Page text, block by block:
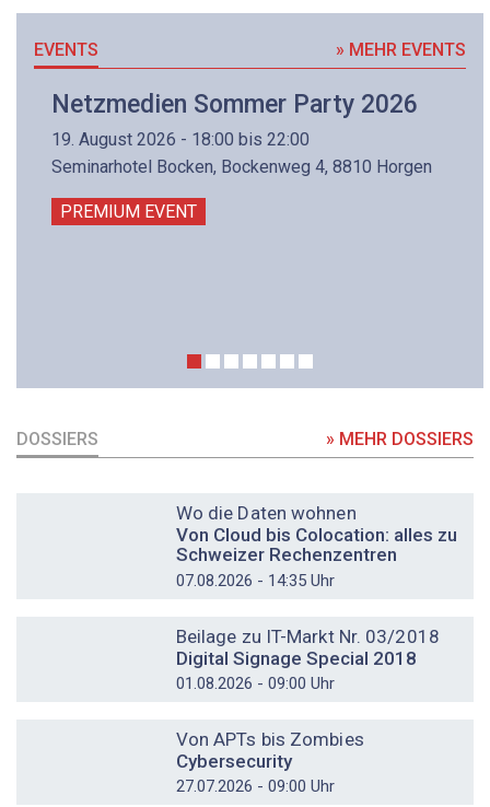
EVENTS » MEHR EVENTS
Netzmedien Sommer Party 2026
19. August 2026 - 18:00 bis 22:00
Seminarhotel Bocken, Bockenweg 4, 8810 Horgen
PREMIUM EVENT
DOSSIERS » MEHR DOSSIERS
Wo die Daten wohnen
Von Cloud bis Colocation: alles zu
Schweizer Rechenzentren
07.08.2026 - 14:35 Uhr
Beilage zu IT-Markt Nr. 03/2018
Digital Signage Special 2018
01.08.2026 - 09:00 Uhr
Von APTs bis Zombies
Cybersecurity
27.07.2026 - 09:00 Uhr